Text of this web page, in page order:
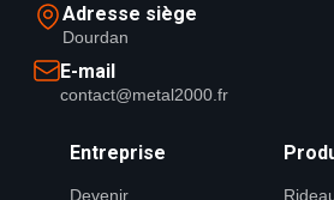
Adresse siège
Dourdan
E-mail
contact@metal2000.fr
Entreprise
Devenir